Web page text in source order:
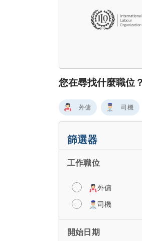
您在尋找什麼職位？
外傭 司機
篩選器
工作職位
外傭
司機
開始日期